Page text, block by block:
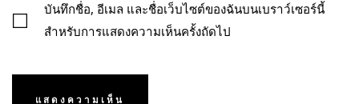
บันทึกชื่อ, อีเมล และชื่อเว็บไซต์ของฉันบนเบราว์เซอร์นี้
สำหรับการแสดงความเห็นครั้งถัดไป